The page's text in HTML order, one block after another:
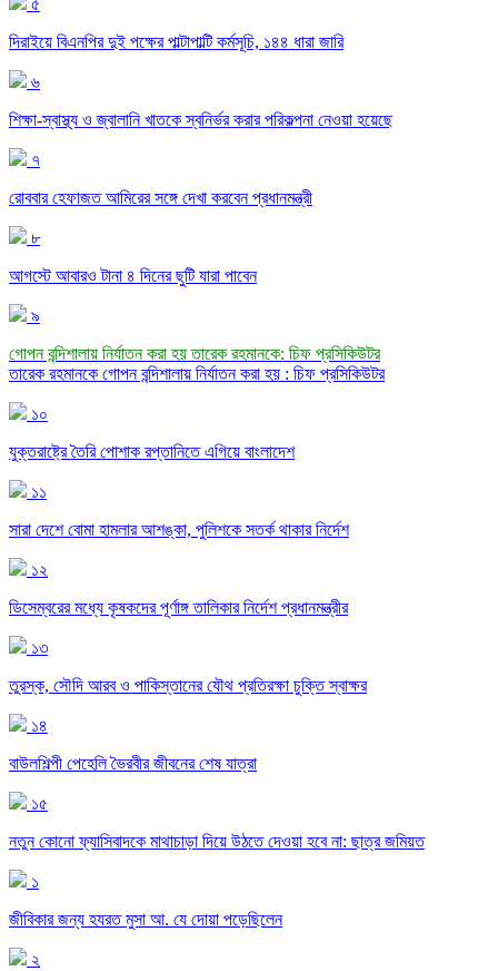
৫
দিরাইয়ে বিএনপির দুই পক্ষের পাল্টাপাল্টি কর্মসূচি, ১৪৪ ধারা জারি
৬
শিক্ষা-স্বাস্থ্য ও জ্বালানি খাতকে স্বনির্ভর করার পরিকল্পনা নেওয়া হয়েছে
৭
রোববার হেফাজত আমিরের সঙ্গে দেখা করবেন প্রধানমন্ত্রী
৮
আগস্টে আবারও টানা ৪ দিনের ছুটি যারা পাবেন
৯
গোপন বন্দিশালায় নির্যাতন করা হয় তারেক রহমানকে: চিফ প্রসিকিউটর
তারেক রহমানকে গোপন বন্দিশালায় নির্যাতন করা হয় : চিফ প্রসিকিউটর
১০
যুক্তরাষ্ট্রে তৈরি পোশাক রপ্তানিতে এগিয়ে বাংলাদেশ
১১
সারা দেশে বোমা হামলার আশঙ্কা, পুলিশকে সতর্ক থাকার নির্দেশ
১২
ডিসেম্বরের মধ্যে কৃষকদের পূর্ণাঙ্গ তালিকার নির্দেশ প্রধানমন্ত্রীর
১৩
তুরস্ক, সৌদি আরব ও পাকিস্তানের যৌথ প্রতিরক্ষা চুক্তি স্বাক্ষর
১৪
বাউলশিল্পী পেহেলি ভৈরবীর জীবনের শেষ যাত্রা
১৫
নতুন কোনো ফ্যাসিবাদকে মাথাচাড়া দিয়ে উঠতে দেওয়া হবে না: ছাত্র জমিয়ত
১
জীবিকার জন্য হযরত মুসা আ. যে দোয়া পড়েছিলেন
২